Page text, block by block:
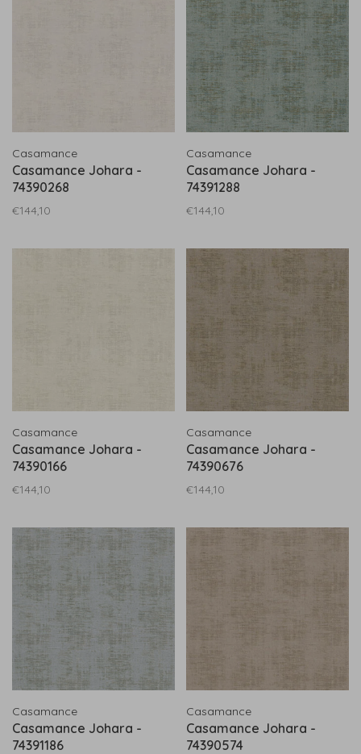
Casamance
Casamance Johara -
74390268
€144,10
Casamance
Casamance Johara -
74391288
€144,10
Casamance
Casamance Johara -
74390166
€144,10
Casamance
Casamance Johara -
74390676
€144,10
Casamance
Casamance Johara -
74391186
Casamance
Casamance Johara -
74390574